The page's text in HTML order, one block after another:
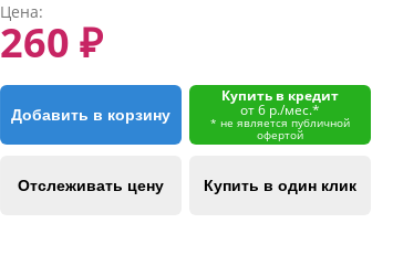
Цена:
260 ₽
Добавить в корзину
Купить в кредит
от 6 р./мес.*
* не является публичной
офертой
Отслеживать цену Купить в один клик